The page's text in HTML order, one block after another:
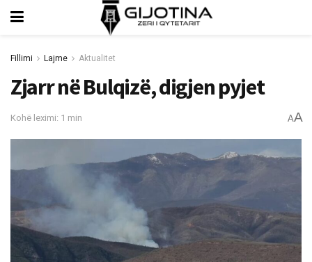
Fillimi Lajme Aktualitet
Zjarr në Bulqizë, digjen pyjet
Kohë leximi: 1 min AA